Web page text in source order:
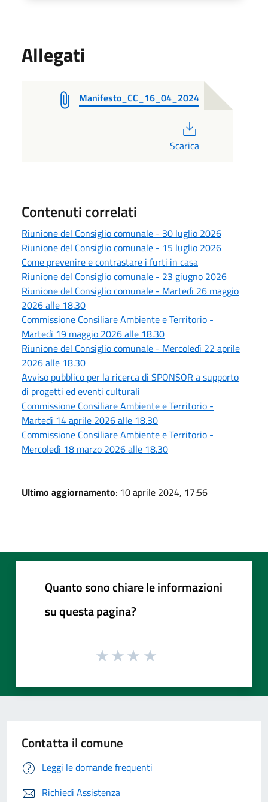
Allegati
Manifesto_CC_16_04_2024
Scarica
Contenuti correlati
Riunione del Consiglio comunale - 30 luglio 2026
Riunione del Consiglio comunale - 15 luglio 2026
Come prevenire e contrastare i furti in casa
Riunione del Consiglio comunale - 23 giugno 2026
Riunione del Consiglio comunale - Martedì 26 maggio
2026 alle 18.30
Commissione Consiliare Ambiente e Territorio -
Martedì 19 maggio 2026 alle 18.30
Riunione del Consiglio comunale - Mercoledì 22 aprile
2026 alle 18.30
Avviso pubblico per la ricerca di SPONSOR a supporto
di progetti ed eventi culturali
Commissione Consiliare Ambiente e Territorio -
Martedì 14 aprile 2026 alle 18.30
Commissione Consiliare Ambiente e Territorio -
Mercoledì 18 marzo 2026 alle 18.30
Ultimo aggiornamento: 10 aprile 2024, 17:56
Quanto sono chiare le informazioni
su questa pagina?
Contatta il comune
Leggi le domande frequenti
Richiedi Assistenza